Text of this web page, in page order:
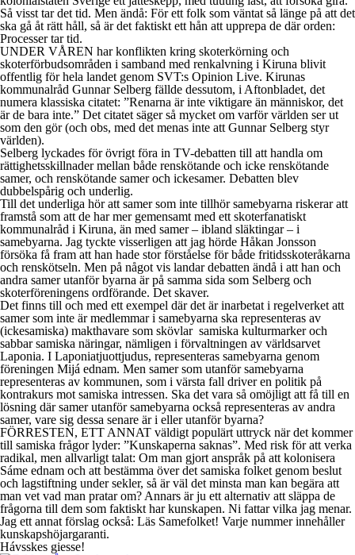
Så visst tar det tid. Men ändå: För ett folk som väntat så länge på att det
ska gå åt rätt håll, så är det faktiskt ett hån att upprepa de där orden:
Processer tar tid.
UNDER VÅREN har konflikten kring skoterkörning och
skoterförbudsområden i samband med renkalvning i Kiruna blivit
offentlig för hela landet genom SVT:s Opinion Live. Kirunas
kommunalråd Gunnar Selberg fällde dessutom, i Aftonbladet, det
numera klassiska citatet: ”Renarna är inte viktigare än människor, det
är de bara inte.” Det citatet säger så mycket om varför världen ser ut
som den gör (och obs, med det menas inte att Gunnar Selberg styr
världen).
Selberg lyckades för övrigt föra in TV-debatten till att handla om
rättighetsskillnader mellan både renskötande och icke renskötande
samer, och renskötande samer och ickesamer. Debatten blev
dubbelspårig och underlig.
Till det underliga hör att samer som inte tillhör samebyarna riskerar att
framstå som att de har mer gemensamt med ett skoterfanatiskt
kommunalråd i Kiruna, än med samer – ibland släktingar – i
samebyarna. Jag tyckte visserligen att jag hörde Håkan Jonsson
försöka få fram att han hade stor förståelse för både fritidsskoteråkarna
och renskötseln. Men på något vis landar debatten ändå i att han och
andra samer utanför byarna är på samma sida som Selberg och
skoterföreningens ordförande. Det skaver.
Det finns till och med ett exempel där det är inarbetat i regelverket att
samer som inte är medlemmar i samebyarna ska representeras av
(ickesamiska) makthavare som skövlar samiska kulturmarker och
sabbar samiska näringar, nämligen i förvaltningen av världsarvet
Laponia. I Laponiatjuottjudus, representeras samebyarna genom
föreningen Mijá ednam. Men samer som utanför samebyarna
representeras av kommunen, som i värsta fall driver en politik på
kontrakurs mot samiska intressen. Ska det vara så omöjligt att få till en
lösning där samer utanför samebyarna också representeras av andra
samer, vare sig dessa senare är i eller utanför byarna?
FÖRRESTEN, ETT ANNAT väldigt populärt uttryck när det kommer
till samiska frågor lyder: ”Kunskaperna saknas”. Med risk för att verka
radikal, men allvarligt talat: Om man gjort anspråk på att kolonisera
Sáme ednam och att bestämma över det samiska folket genom beslut
och lagstiftning under sekler, så är väl det minsta man kan begära att
man vet vad man pratar om? Annars är ju ett alternativ att släppa de
frågorna till dem som faktiskt har kunskapen. Ni fattar vilka jag menar.
Jag ett annat förslag också: Läs Samefolket! Varje nummer innehåller
kunskapshöjargaranti.
Hávsskes giesse!